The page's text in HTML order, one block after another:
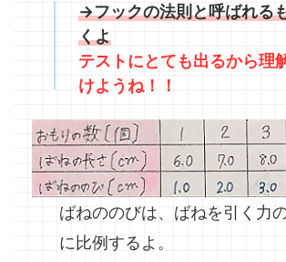
→フックの法則と呼ばれる
くよ
テストにとても出るから理
けようね！！
ばねののびは、ばねを引く力
に比例するよ。